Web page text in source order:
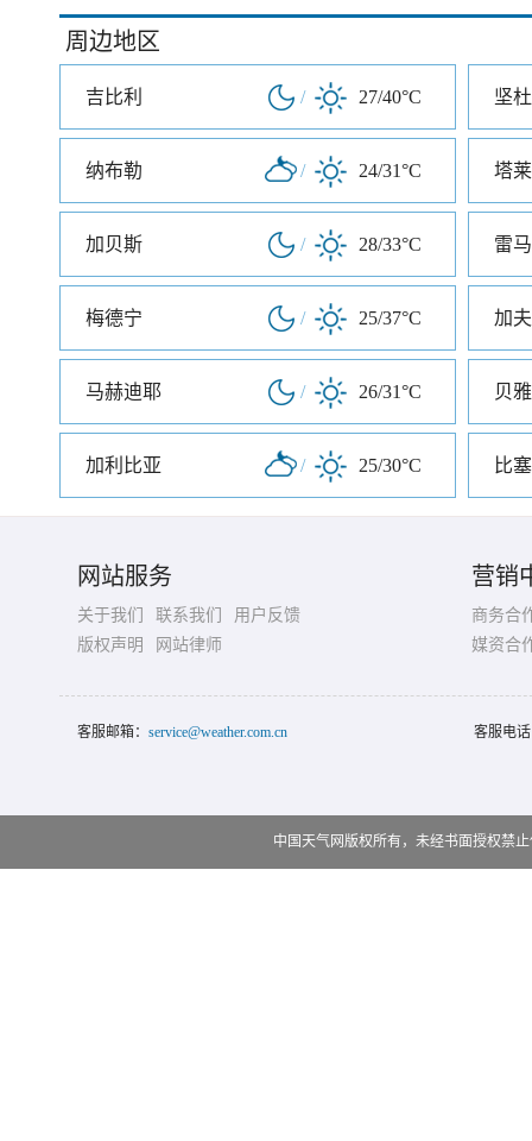
周边地区
吉比利 / 27/40°C 坚
纳布勒 / 24/31°C 塔莱
加贝斯 / 28/33°C 雷
梅德宁 / 25/37°C 加
马赫迪耶 / 26/31°C 贝雅
加利比亚 / 25/30°C 比
网站服务
关于我们 联系我们
用户反馈
版权声明
网站律师
营销
商务合
媒资合
客服邮箱： service@weather.com.cn 客服电
中国天气网版权所有，未经书面授权